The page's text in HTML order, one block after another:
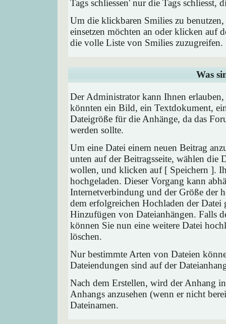
Tags schliessen' nur die Tags
Um die klickbaren Smilies zu
einsetzen möchten an oder klicken auf
die volle Liste von Smilies zuzugreifen.
Was
Der Administrator kann Ihnen
könnten ein Bild, ein Textdokument,
Dateigröße für die Anhänge, da das
werden sollte.
Um eine Datei einem neuen Beitrag
unten auf der Beitragsseite, wählen
wollen, und klicken auf [ Speichern ].
hochgeladen. Dieser Vorgang kann
Internetverbindung und der Größe der
dem erfolgreichen Hochladen der
Hinzufügen von Dateianhängen. Falls
können Sie nun eine weitere Datei
löschen.
Nur bestimmte Arten von Dateien
Dateiendungen sind auf der
Nach dem Erstellen, wird der Anhang
Anhangs anzusehen (wenn er nicht
Dateinamen.